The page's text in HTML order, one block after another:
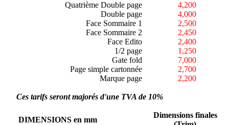
Quatrième Double page
4,200
Double page
4,000
Face Sommaire 1
2,500
Face Sommaire 2
2,450
Face Edito
2,400
1/2 page
1,250
Gate fold
7,000
Page simple cartonnée
2,700
Marque page
2,200
Ces tarifs seront majorés d'une TVA de 10%
DIMENSIONS en mm
Dimensions finales